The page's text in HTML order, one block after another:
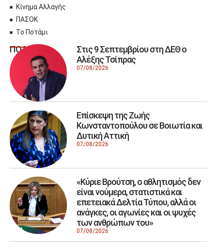
Κίνημα Αλλαγής
ΠΑΣΟΚ
Το Ποτάμι
ΠΟΛΙΤΙΚΗ
Στις 9 Σεπτεμβρίου στη ΔΕΘ ο
Αλέξης Τσίπρας
07/08/2026
Επίσκεψη της Ζωής
Κωνσταντοπούλου σε Βοιωτία και
Δυτική Αττική
07/08/2026
«Κύριε Βρούτση, ο αθλητισμός δεν
είναι νούμερα, στατιστικά και
επετειακά Δελτία Τύπου, αλλά οι
ανάγκες, οι αγωνίες και οι ψυχές
των ανθρώπων του»
07/08/2026